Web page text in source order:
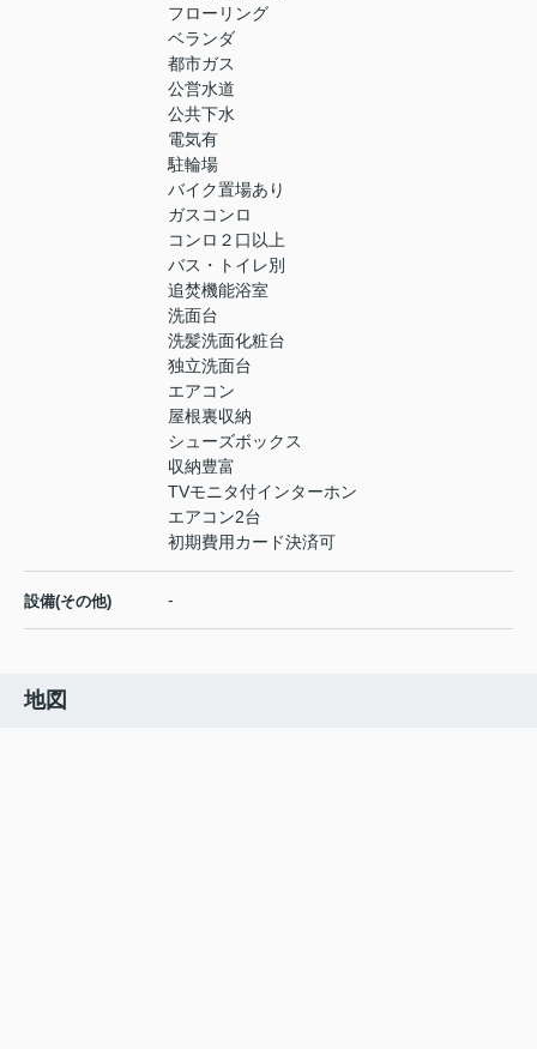
フローリング
ベランダ
都市ガス
公営水道
公共下水
電気有
駐輪場
バイク置場あり
ガスコンロ
コンロ２口以上
バス・トイレ別
追焚機能浴室
洗面台
洗髪洗面化粧台
独立洗面台
エアコン
屋根裏収納
シューズボックス
収納豊富
TVモニタ付インターホン
エアコン2台
初期費用カード決済可
設備(その他) -
地図